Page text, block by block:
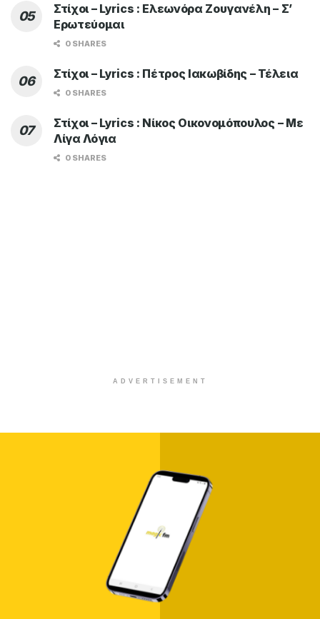
Στίχοι – Lyrics : Ελεωνόρα Ζουγανέλη – Σ’
Ερωτεύομαι
0 SHARES
Στίχοι – Lyrics : Πέτρος Ιακωβίδης – Τέλεια
0 SHARES
Στίχοι – Lyrics : Νίκος Οικονομόπουλος – Με
Λίγα Λόγια
0 SHARES
ADVERTISEMENT